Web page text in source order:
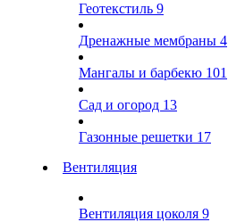
Геотекстиль 9
Дренажные мембраны 4
Мангалы и барбекю 101
Сад и огород 13
Газонные решетки 17
Вентиляция
Вентиляция цоколя 9